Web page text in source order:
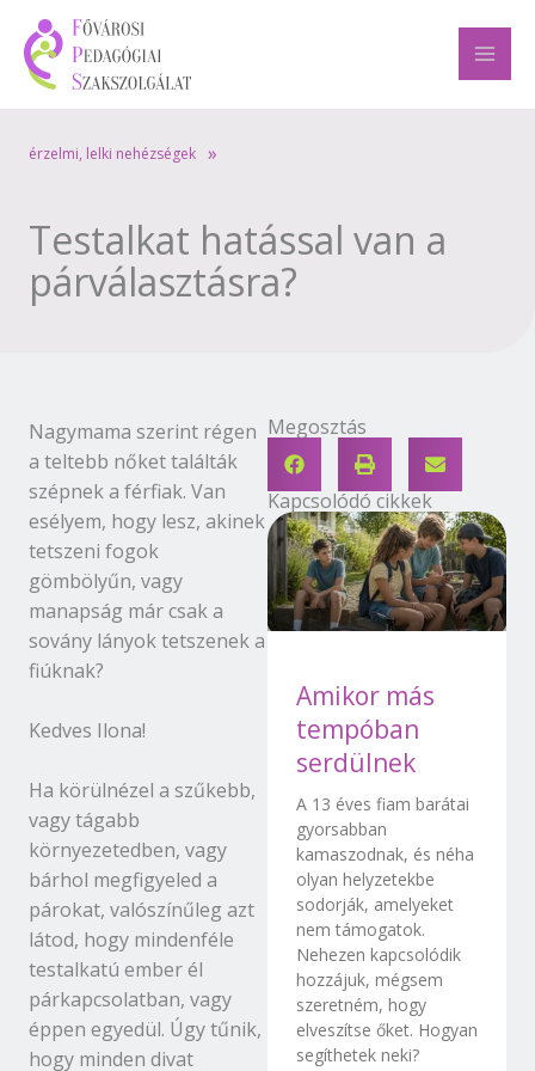
content
érzelmi, lelki nehézségek »
Testalkat hatással van a
párválasztásra?
Nagymama szerint régen
a teltebb nőket találták
szépnek a férfiak. Van
esélyem, hogy lesz, akinek
tetszeni fogok
gömbölyűn, vagy
manapság már csak a
sovány lányok tetszenek a
fiúknak?
Kedves Ilona!
Ha körülnézel a szűkebb,
vagy tágabb
környezetedben, vagy
bárhol megfigyeled a
párokat, valószínűleg azt
látod, hogy mindenféle
testalkatú ember él
párkapcsolatban, vagy
éppen egyedül. Úgy tűnik,
hogy minden divat
Megosztás
Kapcsolódó cikkek
Amikor más
tempóban
serdülnek
A 13 éves fiam barátai
gyorsabban
kamaszodnak, és néha
olyan helyzetekbe
sodorják, amelyeket
nem támogatok.
Nehezen kapcsolódik
hozzájuk, mégsem
szeretném, hogy
elveszítse őket. Hogyan
segíthetek neki?